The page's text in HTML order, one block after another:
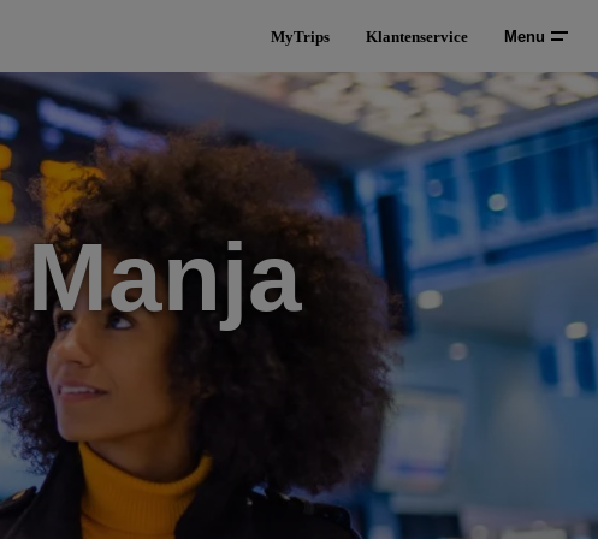
MyTrips Klantenservice Menu